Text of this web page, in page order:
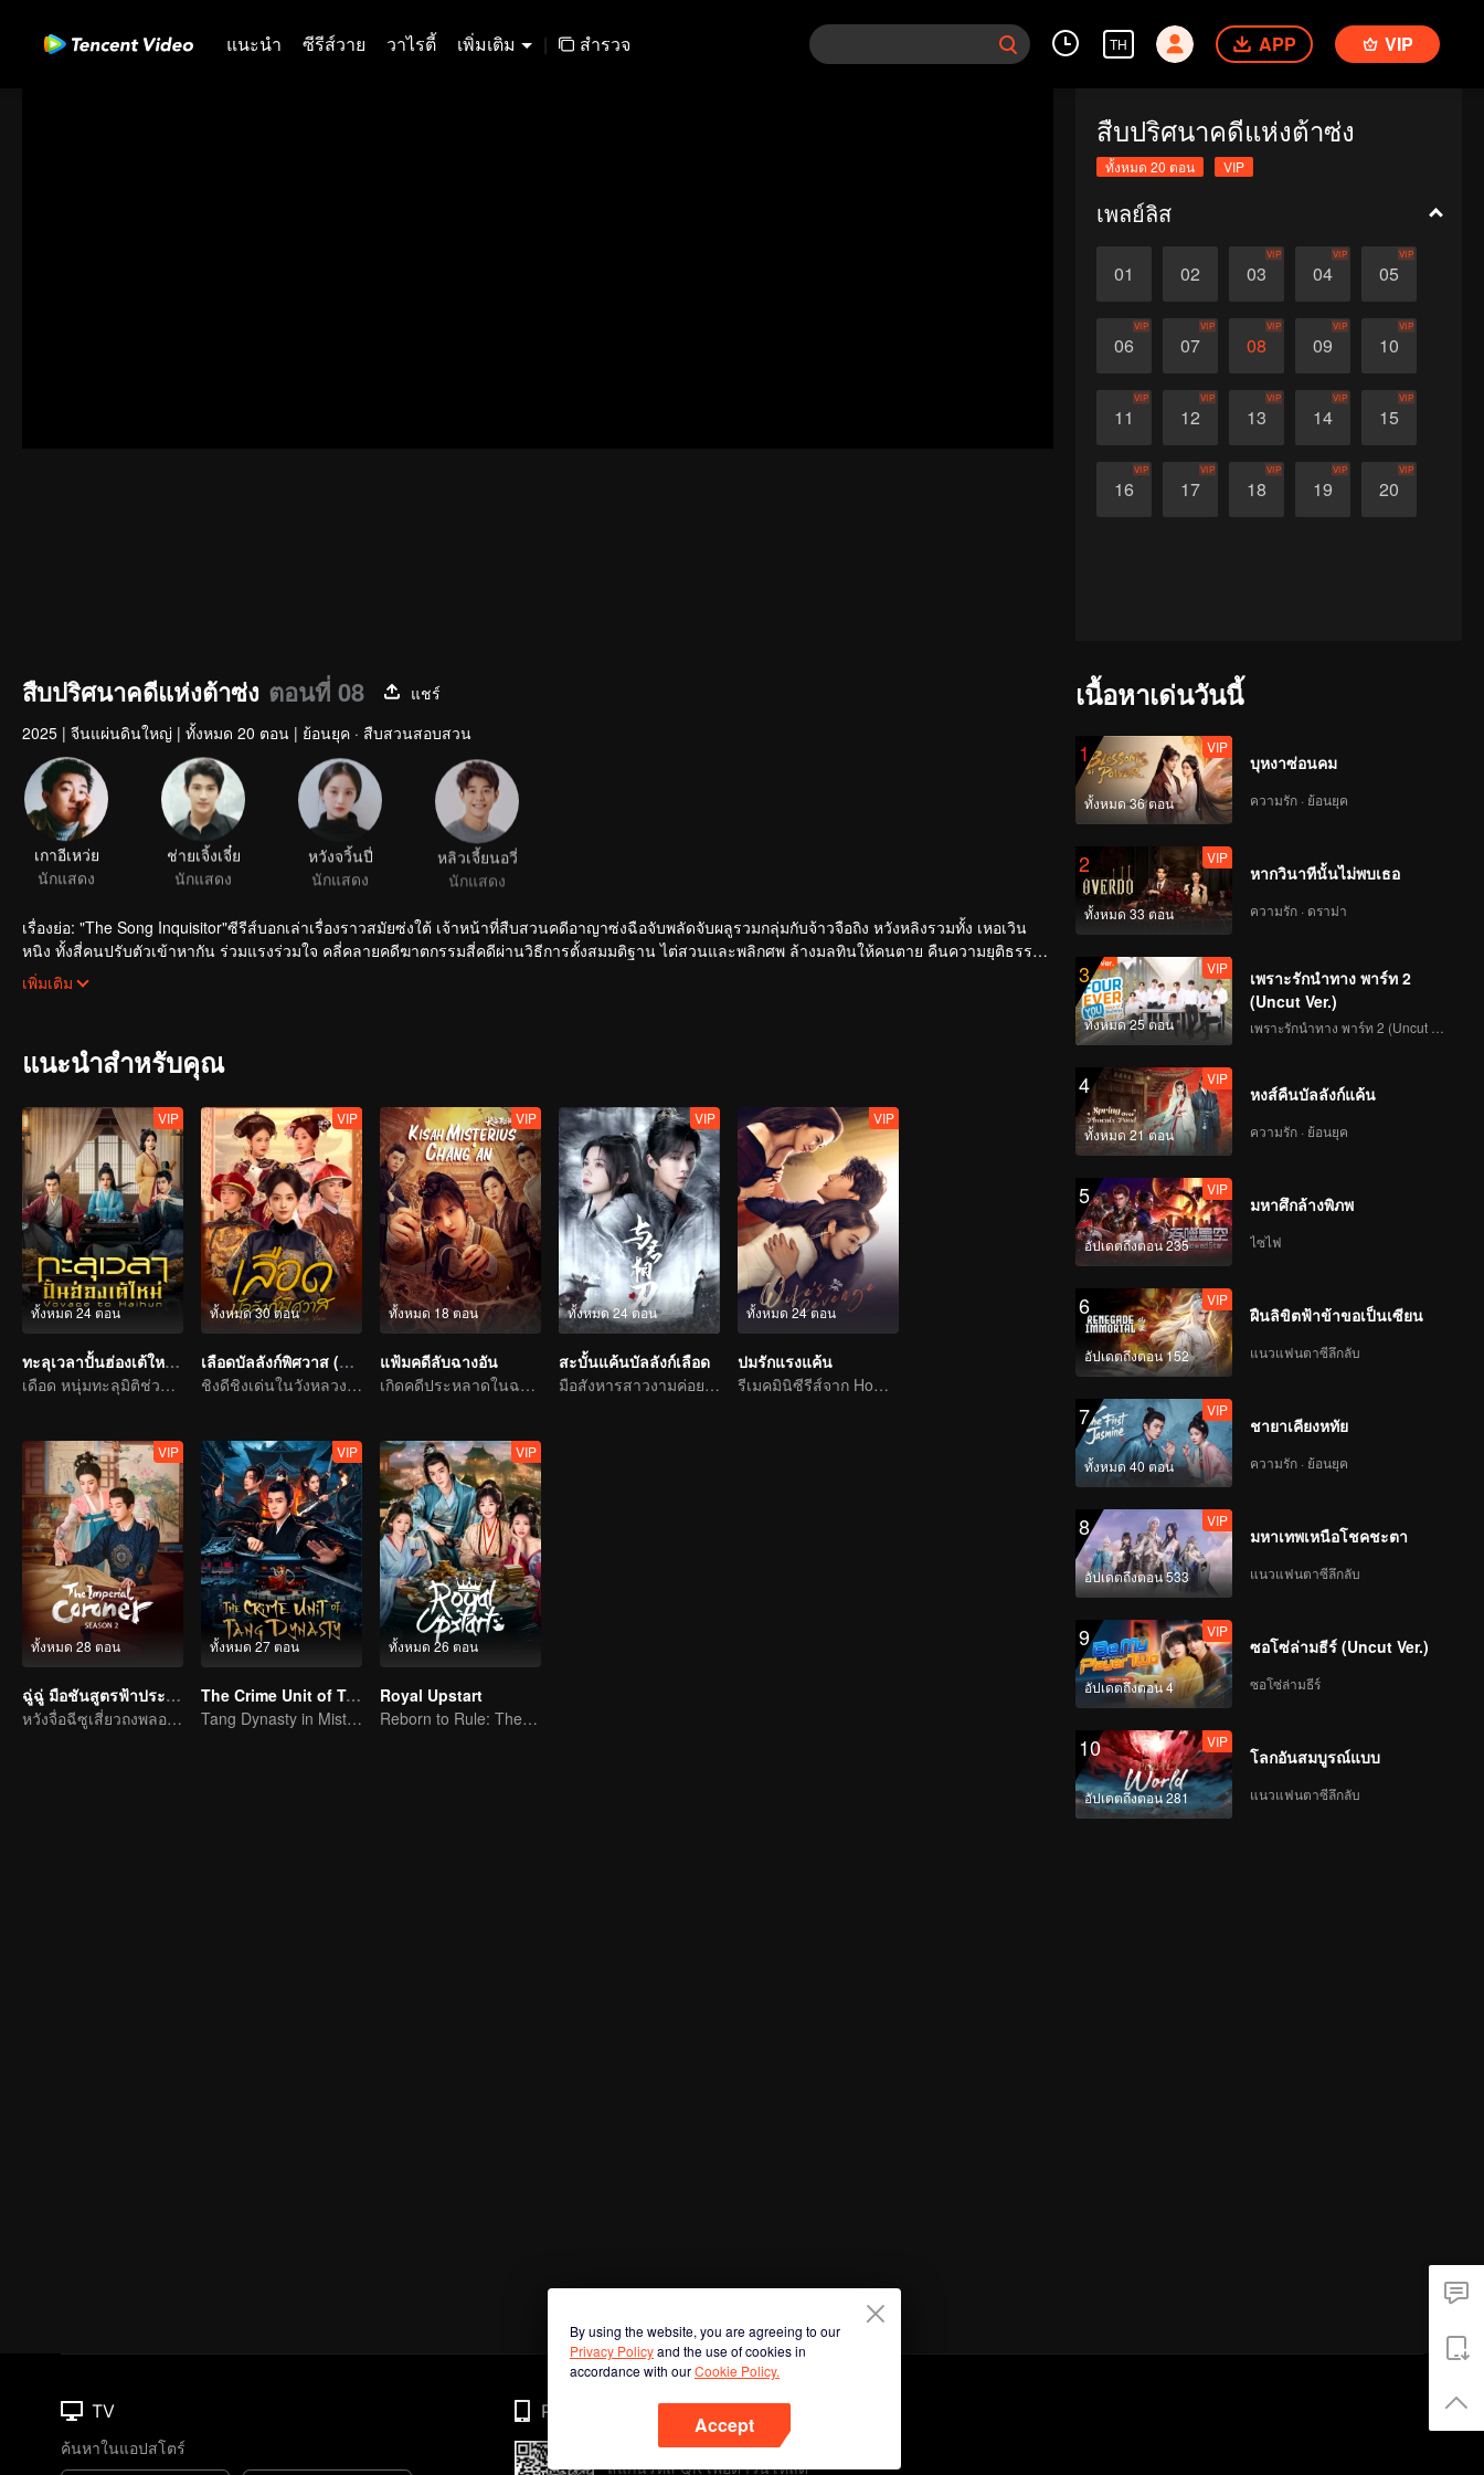
แนะนำ ซีรีส์วาย วาไรตี้ เพิ่มเติม | สำรวจ TH APP VIP
สืบปริศนาคดีแห่งต้าซ่ง
ทั้งหมด 20 ตอน VIP
เพลย์ลิส
01 02 03
VIP
04
VIP
05
VIP
06
VIP
07
VIP
08
VIP
09
VIP
10
VIP
11
VIP
12
VIP
13
VIP
14
VIP
15
VIP
16
VIP
17
VIP
18
VIP
19
VIP
20
VIP
สืบปริศนาคดีแห่งต้าซ่ง ตอนที่ 08
แชร์
2025 | จีนแผ่นดินใหญ่ | ทั้งหมด 20 ตอน | ย้อนยุค · สืบสวนสอบสวน
เกาอีเหว่ย
นักแสดง
ช่ายเจิ้งเจี๋ย
นักแสดง
หวังจวิ้นปี่
นักแสดง
หลิวเจี้ยนอวี่
นักแสดง
เรื่องย่อ: "The Song Inquisitor"ซีรีส์บอกเล่าเรื่องราวสมัยซ่งใต้ เจ้าหน้าที่สืบสวนคดีอาญาซ่งฉือจับพลัดจับผลูรวมกลุ่มกับจ้าวจือถิง หวังหลิงรวมทั้ง เหอเวิน
หนิง ทั้งสี่คนปรับตัวเข้าหากัน ร่วมแรงร่วมใจ คลี่คลายคดีฆาตกรรมสี่คดีผ่านวิธีการตั้งสมมติฐาน ไต่สวนและพลิกศพ ล้างมลทินให้คนตาย คืนความยุติธรรม
ให้คนมีชีวิต
เพิ่มเติม
แนะนำสำหรับคุณ
ทั้งหมด 24 ตอน
VIP
ทะลุเวลาปั้นฮ่องเต้ใหม่ ภาค 1 (พากย์ไทย)
เดือด หนุ่มทะลุมิติช่วยฮ่องเต้ถูกปลดเปลี่ยนชะตา
ทั้งหมด 30 ตอน
VIP
เลือดบัลลังก์พิศวาส (พากย์ไทย)
ชิงดีชิงเด่นในวังหลวง! สตรีเด็ดเดี่ยวลุกขึ้นสู้
ทั้งหมด 18 ตอน
VIP
แฟ้มคดีลับฉางอัน
เกิดคดีประหลาดในฉางอันบ่อยครั้ง คนใจกล้าเชิญเข้ามา
ทั้งหมด 24 ตอน
VIP
สะบั้นแค้นบัลลังก์เลือด
มือสังหารสาวงามค่อย ๆ ไล่ล่าองค์ชายแสนรัก
ทั้งหมด 24 ตอน
VIP
ปมรักแรงแค้น
รีเมคมินิซีรีส์จาก Home Temptation
ทั้งหมด 28 ตอน
VIP
ฉู่ฉู่ มือชันสูตรฟ้าประทาน ภาค 2
หวังจื่อฉีซูเสี่ยวถงพลอดรักสืบคดี
ทั้งหมด 27 ตอน
VIP
The Crime Unit of Tang Dynasty
Tang Dynasty in Mist: Crack the Serial Killings!
ทั้งหมด 26 ตอน
VIP
Royal Upstart
Reborn to Rule: The Ultimate Live-in Son-in-Law
เนื้อหาเด่นวันนี้
1
ทั้งหมด 36 ตอน
VIP
บุหงาซ่อนคม
ความรัก · ย้อนยุค
2
ทั้งหมด 33 ตอน
VIP
หากวินาทีนั้นไม่พบเธอ
ความรัก · ดราม่า
3
ทั้งหมด 25 ตอน
VIP
เพราะรักนำทาง พาร์ท 2
(Uncut Ver.)
4
ทั้งหมด 21 ตอน
VIP
หงส์คืนบัลลังก์แค้น
ความรัก · ย้อนยุค
5
อัปเดตถึงตอน 235
VIP
มหาศึกล้างพิภพ
ไซไฟ
6
อัปเดตถึงตอน 152
VIP
ฝืนลิขิตฟ้าข้าขอเป็นเซียน
แนวแฟนตาซีลึกลับ
7
ทั้งหมด 40 ตอน
VIP
ชายาเคียงหทัย
ความรัก · ย้อนยุค
8
อัปเดตถึงตอน 533
VIP
มหาเทพเหนือโชคชะตา
แนวแฟนตาซีลึกลับ
9
อัปเดตถึงตอน 4
VIP
ซอโซ่ล่ามธีร์ (Uncut Ver.)
ซอโซ่ล่ามธีร์
10
อัปเดตถึงตอน 281
VIP
โลกอันสมบูรณ์แบบ
แนวแฟนตาซีลึกลับ
By using the website, you are agreeing to our
Privacy Policyand the use of cookies in
accordance with ourCookie Policy.
Accept
TV
ค้นหาในแอปสโตร์
Phone
สแกนรหัส QR เพื่อดาวน์โหลด